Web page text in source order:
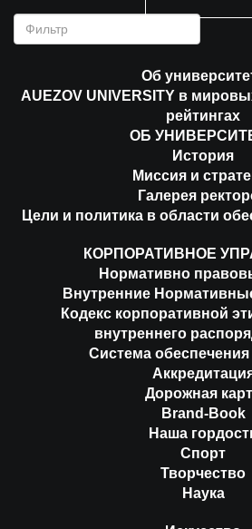
Об
AUEZOV UNIVERSITY в
рейтингах
ОБ
История
Миссия и
Галерея
Цели и политика в области
КОРПОРАТИВНОЕ
Нормативно
Внутренние
Кодекс корпоративной
внутреннего
Система обеспечения
Дорожная
Brand-Book
Наша
Спорт
Творчество
Наука